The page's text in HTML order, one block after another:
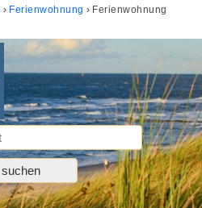
Ferienwohnung
Ferienwohnung